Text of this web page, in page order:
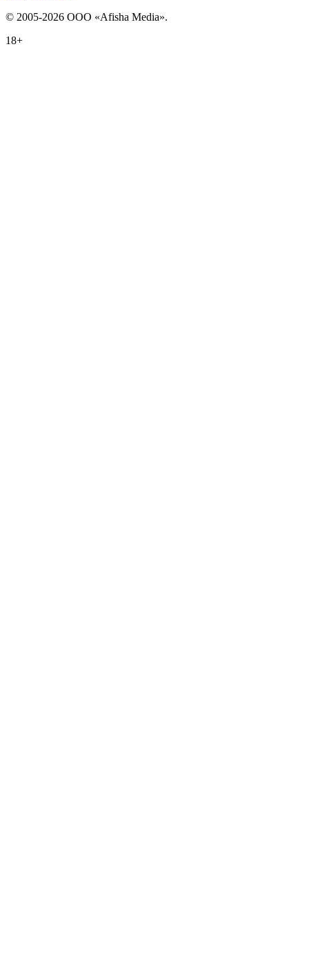
© 2005-2026 ООО «Afisha Media».
18+